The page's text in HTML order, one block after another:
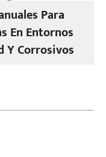
Para
En Entornos
Y Corrosivos